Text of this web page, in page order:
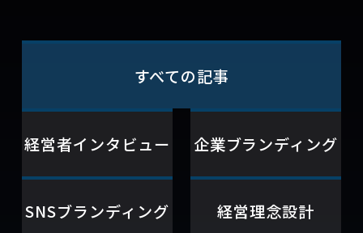
すべての記事
経営者インタビュー 企業ブランディング
SNSブランディング 経営理念設計